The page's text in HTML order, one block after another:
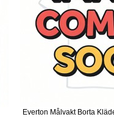
Everton Målvakt Borta